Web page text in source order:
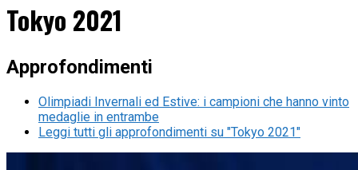
Tokyo 2021
Approfondimenti
Olimpiadi Invernali ed Estive: i campioni che hanno vinto
medaglie in entrambe
Leggi tutti gli approfondimenti su "Tokyo 2021"